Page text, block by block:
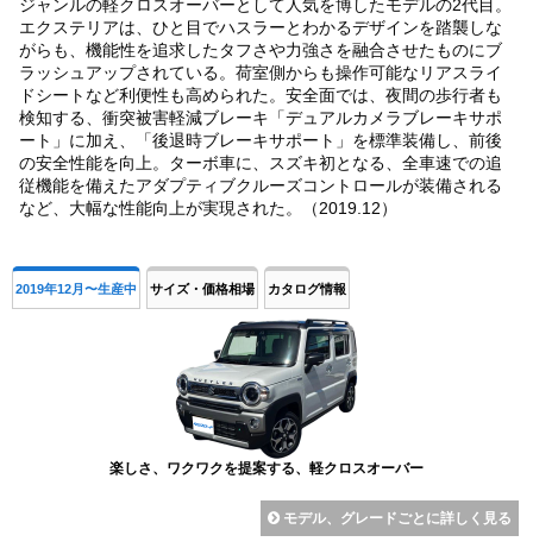
ジャンルの軽クロスオーバーとして人気を博したモデルの2代目。
エクステリアは、ひと目でハスラーとわかるデザインを踏襲しな
がらも、機能性を追求したタフさや力強さを融合させたものにブ
ラッシュアップされている。荷室側からも操作可能なリアスライ
ドシートなど利便性も高められた。安全面では、夜間の歩行者も
検知する、衝突被害軽減ブレーキ「デュアルカメラブレーキサポ
ート」に加え、「後退時ブレーキサポート」を標準装備し、前後
の安全性能を向上。ターボ車に、スズキ初となる、全車速での追
従機能を備えたアダプティブクルーズコントロールが装備される
など、大幅な性能向上が実現された。（2019.12）
2019年12月〜生産中 サイズ・価格相場 カタログ情報
楽しさ、ワクワクを提案する、軽クロスオーバー
モデル、グレードごとに詳しく見る